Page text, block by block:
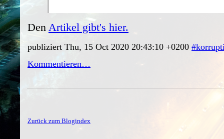
Den Artikel gibt's hier.
publiziert Thu, 15 Oct 2020 20:43:10 +0200
Kommentieren…
Zurück zum Blogindex